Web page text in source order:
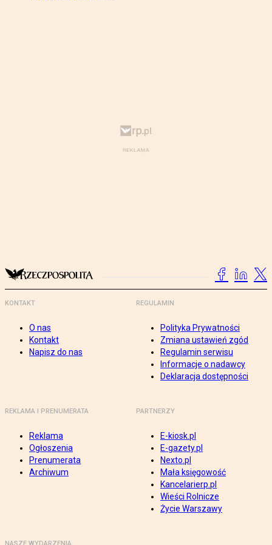
KONTAKT
O nas
Kontakt
Napisz do nas
REGULAMIN
Polityka Prywatności
Zmiana ustawień zgód
Regulamin serwisu
Informacje o nadawcy
Deklaracja dostępności
REKLAMA I PRENUMERATA
Reklama
Ogłoszenia
Prenumerata
Archiwum
PARTNERZY
E-kiosk.pl
E-gazety.pl
Nexto.pl
Mała księgowość
Kancelarierp.pl
Wieści Rolnicze
Życie Warszawy